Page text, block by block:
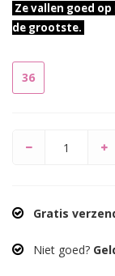
Ze vallen goed
de grootste.
36
Gratis
Niet goed?